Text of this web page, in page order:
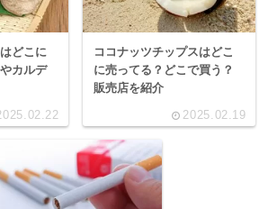
どこに
カルデ
ココナッツチップスはどこ
に売ってる？どこで買う？
販売店を紹介
2025.02.19